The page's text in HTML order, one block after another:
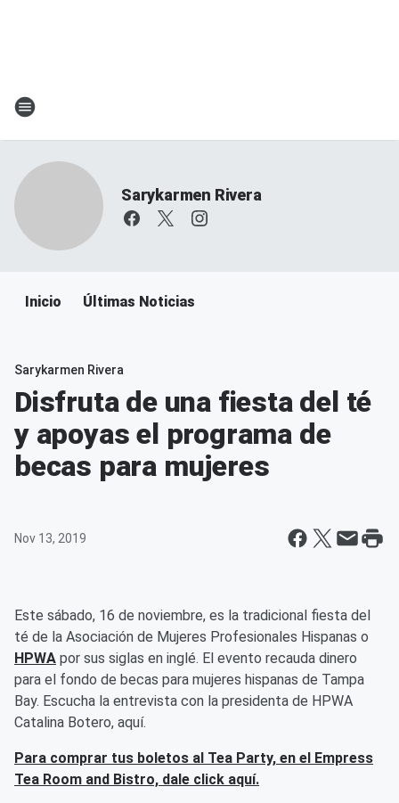
Sarykarmen Rivera
Inicio Últimas Noticias
Sarykarmen Rivera
Disfruta de una fiesta del té
y apoyas el programa de
becas para mujeres
Nov 13, 2019
Este sábado, 16 de noviembre, es la tradicional fiesta del
té de la Asociación de Mujeres Profesionales Hispanas o
HPWA por sus siglas en inglé. El evento recauda dinero
para el fondo de becas para mujeres hispanas de Tampa
Bay. Escucha la entrevista con la presidenta de HPWA
Catalina Botero, aquí.
Para comprar tus boletos al Tea Party, en el Empress
Tea Room and Bistro, dale click aquí.